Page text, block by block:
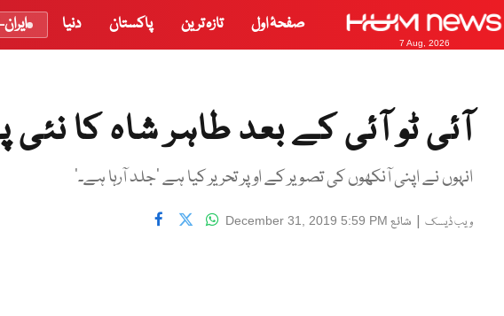
7 Aug, 2026
صفحۂ اول تازہ ترین پاکستان دنیا
آئی ٹو آئی کے بعد طاہر شاہ کا
انہوں نے اپنی آنکھوں کی تصویر کے اوپر تحریر کیا ہے ’جلد آرہا ہے۔‘
ویب ڈیسک | شائع December 31, 2019 5:59 PM